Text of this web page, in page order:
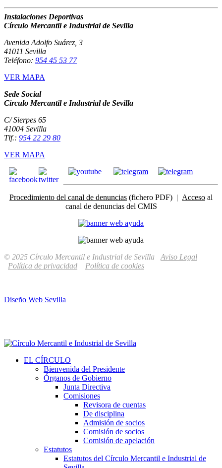
Instalaciones Deportivas
Círculo Mercantil e Industrial de Sevilla
Avenida Adolfo Suárez, 3
41011 Sevilla
Teléfono: 954 45 53 77
VER MAPA
Sede Social
Círculo Mercantil e Industrial de Sevilla
C/ Sierpes 65
41004 Sevilla
Tlf.: 954 22 29 80
VER MAPA
Procedimiento del canal de denuncias (fichero PDF) | Acceso al
canal de denuncias del CMIS
© 2025 Círculo Mercantil e Industrial de Sevilla Aviso Legal
Política de privacidad
Política de cookies
Diseño Web Sevilla
EL CÍRCULO
Bienvenida del Presidente
Órganos de Gobierno
Junta Directiva
Comisiones
Revisora de cuentas
De disciplina
Admisión de socios
Comisión de socios
Comisión de apelación
Estatutos
Estatutos del Círculo Mercantil e Industrial de